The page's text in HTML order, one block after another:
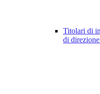
Titolari di
di